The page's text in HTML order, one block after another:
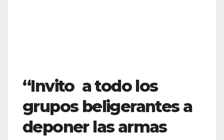
“Invito a todo los
grupos beligerantes a
deponer las armas